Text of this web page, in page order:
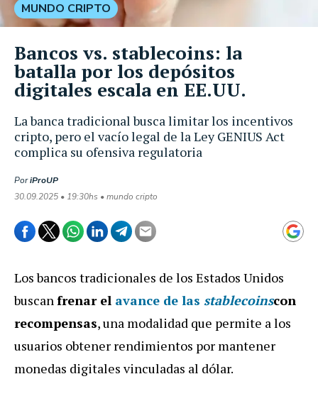
La banca tradicional busca limitar los incentivos
cripto, pero el vacío legal de la Ley GENIUS Act
complica su ofensiva regulatoria
PoriProUP
30.09.2025 • 19:30hs • mundo cripto
MUNDO CRIPTO
Bancos vs. stablecoins: la
batalla por los depósitos
digitales escala en EE.UU.
Los bancos tradicionales de los Estados Unidos
buscanfrenar el avance de las stablecoinscon
recompensas, una modalidad que permite a los
usuarios obtener rendimientos por mantener
monedas digitales vinculadas al dólar.